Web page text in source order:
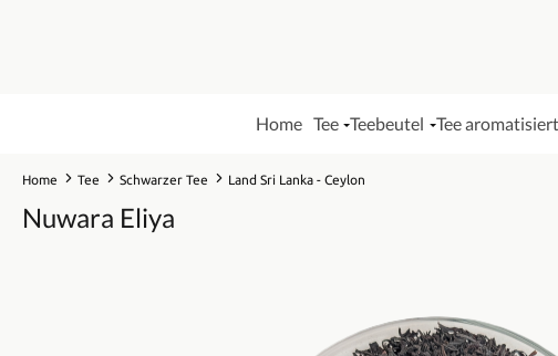
Home Tee Teebeutel Tee aromatisiert
Home Tee Schwarzer Tee Land Sri Lanka - Ceylon
Nuwara Eliya